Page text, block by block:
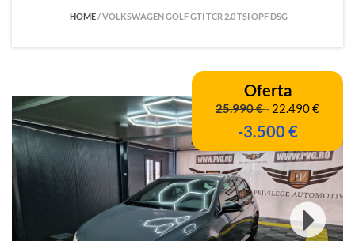
HOME/VOLKSWAGEN GOLF GTI TCR 2.0 TSI OPF DSG
Oferta
25.990 €- 22.490 €
-3.500 €